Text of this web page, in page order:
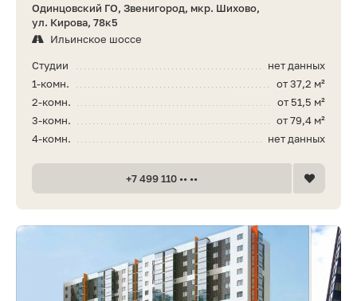
Одинцовский ГО, Звенигород, мкр. Шихово,
ул. Кирова, 78к5
Ильинское шоссе
нет данных
Студии
от 37,2 м²
1-комн.
от 51,5 м²
2-комн.
от 79,4 м²
3-комн.
нет данных
4-комн.
+7 499 110 •• ••